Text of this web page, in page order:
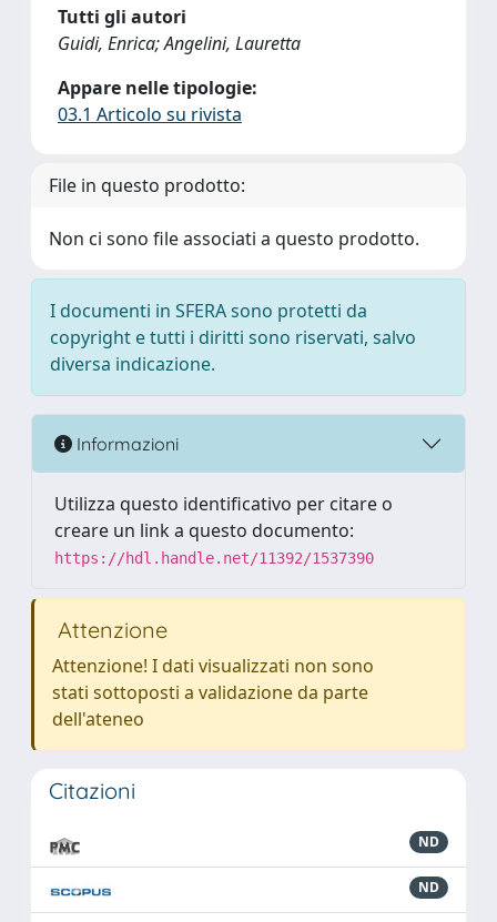
Tutti gli autori
Guidi, Enrica; Angelini, Lauretta
Appare nelle tipologie:
03.1 Articolo su rivista
File in questo prodotto:
Non ci sono file associati a questo prodotto.
I documenti in SFERA sono protetti da
copyright e tutti i diritti sono riservati, salvo
diversa indicazione.
Informazioni
Utilizza questo identificativo per citare o
creare un link a questo documento:
https://hdl.handle.net/11392/1537390
Attenzione
Attenzione! I dati visualizzati non sono
stati sottoposti a validazione da parte
dell'ateneo
Citazioni
ND
ND